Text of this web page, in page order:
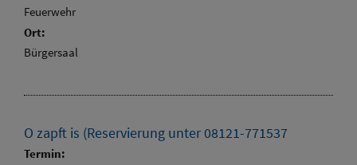
Feuerwehr
Ort:
Bürgersaal
O zapft is (Reservierung unter 08121-771537
Termin: